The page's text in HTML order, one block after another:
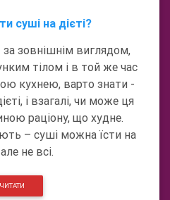
суші на дієті?
зовнішнім виглядом,
тілом і в той же час
кухнею, варто знати -
і взагалі, чи може ця
раціону, що худне.
– суші можна їсти на
не всі.
ЧИТАТИ